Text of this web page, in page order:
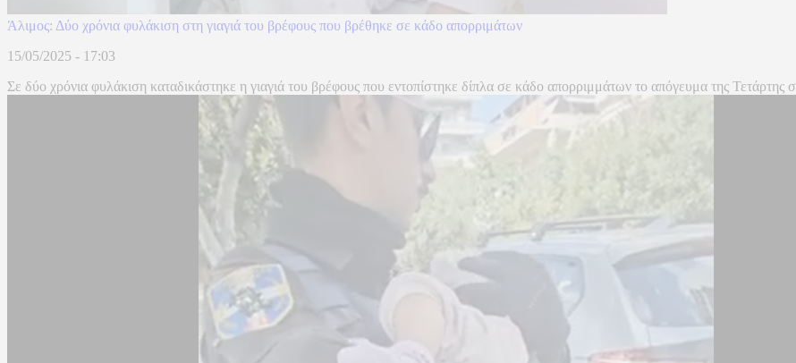
Άλιμος: Δύο χρόνια φυλάκιση στη γιαγιά του βρέφους που βρέθηκε σε κάδο απορριμάτων
15/05/2025 - 17:03
Σε δύο χρόνια φυλάκιση καταδικάστηκε η γιαγιά του βρέφους που εντοπίστηκε δίπλα σε κάδο απορριμμάτων το απόγευμα της Τετάρτης